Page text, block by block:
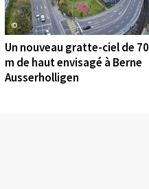
©
Un nouveau gratte-ciel de 70
m de haut envisagé à Berne
Ausserholligen